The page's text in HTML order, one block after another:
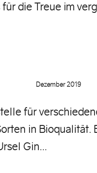
die Treue im
Dezember 2019
für
in
Gin...